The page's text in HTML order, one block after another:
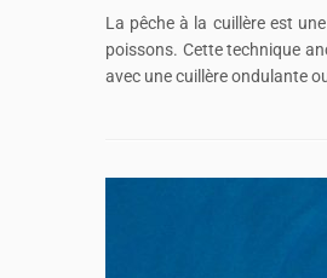
La pêche à la cuillère est
poissons. Cette technique
avec une cuillère ondulante